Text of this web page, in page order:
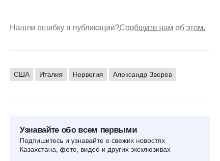
Нашли ошибку в публикации?Сообщите нам об этом.
США Италия Норвегия Александр Зверев
Узнавайте обо всем первыми
Подпишитесь и узнавайте о свежих новостях
Казахстана, фото, видео и других эксклюзивах